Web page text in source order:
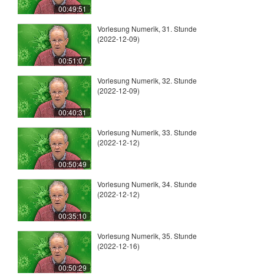
00:49:51
00:51:07
Vorlesung Numerik, 31. Stunde
(2022-12-09)
00:40:31
Vorlesung Numerik, 32. Stunde
(2022-12-09)
00:50:49
Vorlesung Numerik, 33. Stunde
(2022-12-12)
00:35:10
Vorlesung Numerik, 34. Stunde
(2022-12-12)
00:50:29
Vorlesung Numerik, 35. Stunde
(2022-12-16)